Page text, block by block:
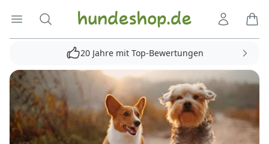
Menü öffnen
Suche Hundeshop.de
20 Jahre mit Top-Bewertungen